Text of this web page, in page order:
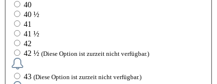
40
40 ½
41
41 ½
42
42 ½ (Diese Option ist zurzeit nicht verfügbar.)
43 (Diese Option ist zurzeit nicht verfügbar.)